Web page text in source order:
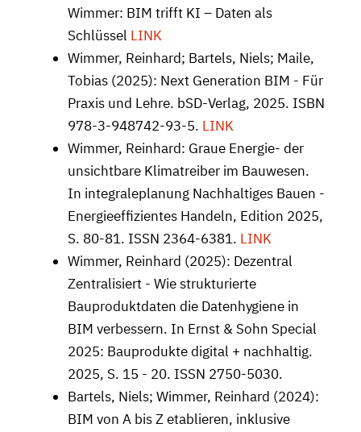
Wimmer: BIM trifft KI – Daten als
Schlüssel LINK
Wimmer, Reinhard; Bartels, Niels; Maile,
Tobias (2025): Next Generation BIM - Für
Praxis und Lehre. bSD-Verlag, 2025. ISBN
978-3-948742-93-5. LINK
Wimmer, Reinhard: Graue Energie- der
unsichtbare Klimatreiber im Bauwesen.
In integraleplanung Nachhaltiges Bauen -
Energieeffizientes Handeln, Edition 2025,
S. 80-81. ISSN 2364-6381. LINK
Wimmer, Reinhard (2025): Dezentral
Zentralisiert - Wie strukturierte
Bauproduktdaten die Datenhygiene in
BIM verbessern. In Ernst & Sohn Special
2025: Bauprodukte digital + nachhaltig.
2025, S. 15 - 20. ISSN 2750-5030.
Bartels, Niels; Wimmer, Reinhard (2024):
BIM von A bis Z etablieren, inklusive